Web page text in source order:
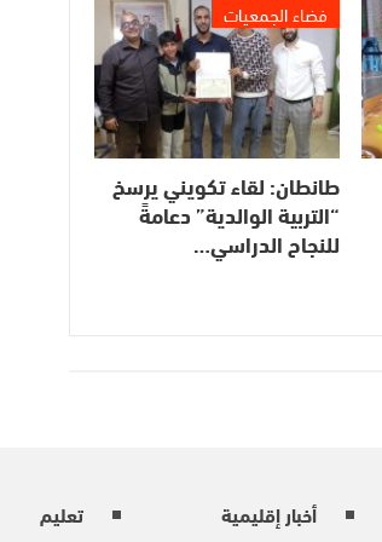
فضاء الجمعيات
طانطان: لقاء تكويني يرسخ
“التربية الوالدية” دعامةً
للنجاح الدراسي…
أخبار إقليمية
تعليم